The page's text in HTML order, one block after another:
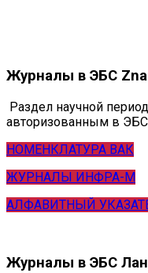
Журналы в ЭБС
Раздел научной
авторизованным в ЭБС
НОМЕНКЛАТУРА ВАК
ЖУРНАЛЫ ИНФРА-М
АЛФАВИТНЫЙ
Журналы в ЭБС